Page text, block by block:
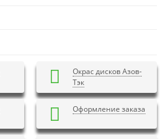
Окрас дисков Азов-
Тэк
Оформление заказа